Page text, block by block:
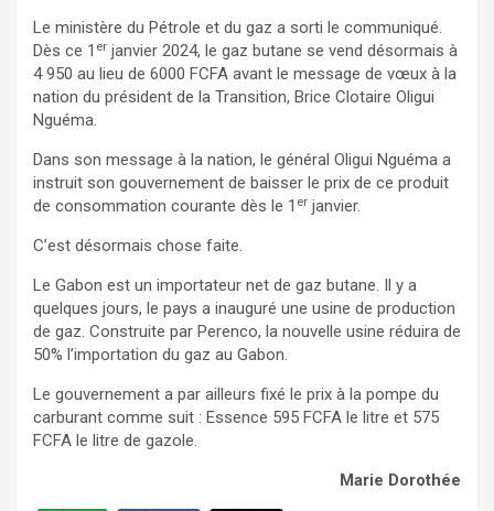
Le ministère du Pétrole et du gaz a sorti le communiqué.
Dès ce 1 er janvier 2024, le gaz butane se vend désormais à
4 950 au lieu de 6000 FCFA avant le message de vœux à la
nation du président de la Transition, Brice Clotaire Oligui
Nguéma.
Dans son message à la nation, le général Oligui Nguéma a
instruit son gouvernement de baisser le prix de ce produit
de consommation courante dès le 1 er janvier.
C’est désormais chose faite.
Le Gabon est un importateur net de gaz butane. Il y a
quelques jours, le pays a inauguré une usine de production
de gaz. Construite par Perenco, la nouvelle usine réduira de
50% l’importation du gaz au Gabon.
Le gouvernement a par ailleurs fixé le prix à la pompe du
carburant comme suit : Essence 595 FCFA le litre et 575
FCFA le litre de gazole.
Marie Dorothée